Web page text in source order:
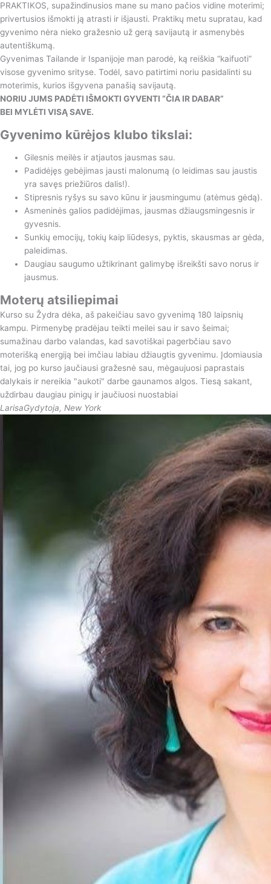
PRAKTIKOS, supažindinusios mane su mano pačios vidine moterimi;
privertusios išmokti ją atrasti ir išjausti. Praktikų metu supratau, kad
gyvenimo nėra nieko gražesnio už gerą savijautą ir asmenybės
autentiškumą.
Gyvenimas Tailande ir Ispanijoje man parodė, ką reiškia “kaifuoti”
visose gyvenimo srityse. Todėl, savo patirtimi noriu pasidalinti su
moterimis, kurios išgyvena panašią savijautą.
NORIU JUMS PADĖTI IŠMOKTI GYVENTI “ČIA IR DABAR”
BEI MYLĖTI VISĄ SAVE.
Gyvenimo kūrėjos klubo tikslai:
Gilesnis meilės ir atjautos jausmas sau.
Padidėjęs gebėjimas jausti malonumą (o leidimas sau jaustis
yra savęs priežiūros dalis!).
Stipresnis ryšys su savo kūnu ir jausmingumu (atėmus gėdą).
Asmeninės galios padidėjimas, jausmas džiaugsmingesnis ir
gyvesnis.
Sunkių emocijų, tokių kaip liūdesys, pyktis, skausmas ar gėda,
paleidimas.
Daugiau saugumo užtikrinant galimybę išreikšti savo norus ir
jausmus.
Moterų atsiliepimai
Kurso su Žydra dėka, aš pakeičiau savo gyvenimą 180 laipsnių
kampu. Pirmenybę pradėjau teikti meilei sau ir savo šeimai;
sumažinau darbo valandas, kad savotiškai pagerbčiau savo
moterišką energiją bei imčiau labiau džiaugtis gyvenimu. Įdomiausia
tai, jog po kurso jaučiausi gražesnė sau, mėgaujuosi paprastais
dalykais ir nereikia "aukoti" darbe gaunamos algos. Tiesą sakant,
uždirbau daugiau pinigų ir jaučiuosi nuostabiai
LarisaGydytoja, New York